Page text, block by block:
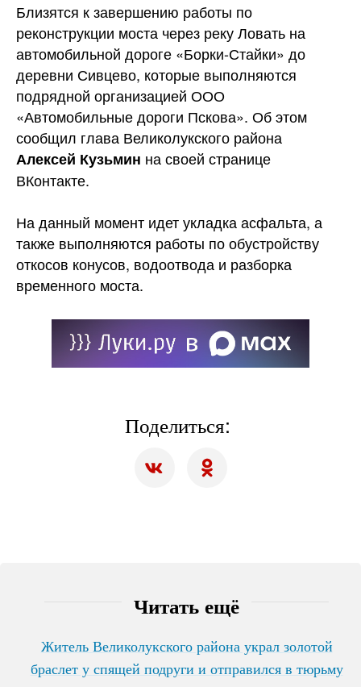
Близятся к завершению работы по
реконструкции моста через реку Ловать на
автомобильной дороге «Борки-Стайки» до
деревни Сивцево, которые выполняются
подрядной организацией ООО
«Автомобильные дороги Пскова». Об этом
сообщил глава Великолукского района
Алексей Кузьмин на своей странице
ВКонтакте.
На данный момент идет укладка асфальта, а
также выполняются работы по обустройству
откосов конусов, водоотвода и разборка
временного моста.
Поделиться:
Читать ещё
Житель Великолукского района украл золотой
браслет у спящей подруги и отправился в тюрьму